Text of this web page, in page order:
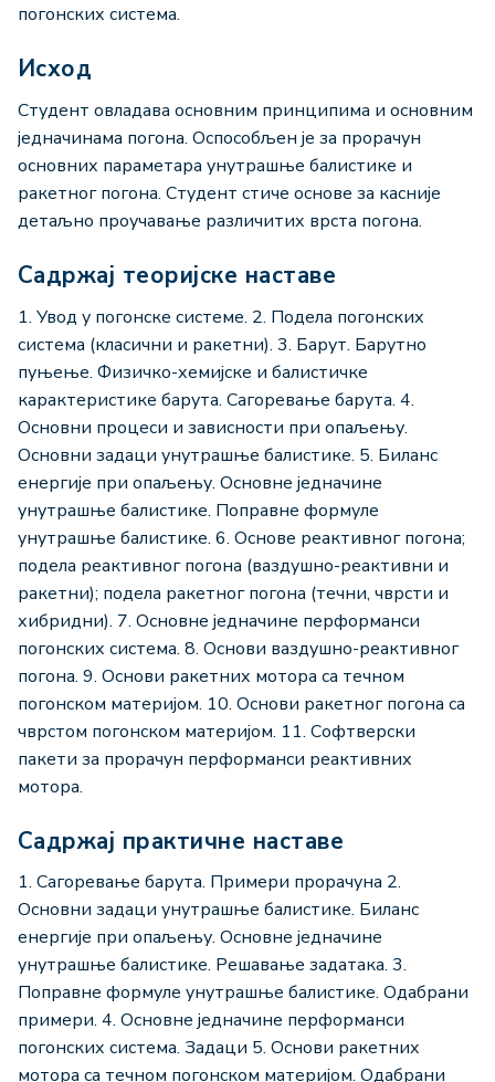
погонских система.
Исход
Студент овладава основним принципима и основним
једначинама погона. Оспособљен је за прорачун
основних параметара унутрашње балистике и
ракетног погона. Студент стиче основе за касније
детаљно проучавање различитих врста погона.
Садржај теоријске наставе
1. Увод у погонске системе. 2. Подела погонских
система (класични и ракетни). 3. Барут. Барутно
пуњење. Физичко-хемијске и балистичке
карактеристике барута. Сагоревање барута. 4.
Основни процеси и зависности при опаљењу.
Основни задаци унутрашње балистике. 5. Биланс
енергије при опаљењу. Основне једначине
унутрашње балистике. Поправне формуле
унутрашње балистике. 6. Основе реактивнoг погона;
подела реактивног погона (ваздушно-реактивни и
ракетни); подела ракетног погона (течни, чврсти и
хибридни). 7. Основне једначине перформанси
погонских система. 8. Основи ваздушно-реактивног
погона. 9. Основи ракетних мотора са течном
погонском материјом. 10. Основи ракетног погона са
чврстом погонском материјом. 11. Софтверски
пакети за прорачун перформанси реaктивних
мотора.
Садржај практичне наставе
1. Сагоревање барута. Примери прорачуна 2.
Основни задаци унутрашње балистике. Биланс
енергије при опаљењу. Основне једначине
унутрашње балистике. Решавање задатака. 3.
Поправне формуле унутрашње балистике. Одабрани
примери. 4. Основне једначине перформанси
погонских система. Задаци 5. Основи ракетних
мотора са течном погонском материјом. Одабрани